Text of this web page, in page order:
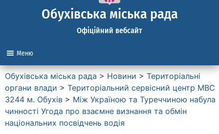
Обухівська міська рада
Офіційний вебсайт
Меню
Обухівська міська рада > Новини > Територіальні
органи влади > Територіальний сервісний центр МВС
3244 м. Обухів > Між Україною та Туреччиною набула
чинності Угода про взаємне визнання та обмін
національних посвідчень водія